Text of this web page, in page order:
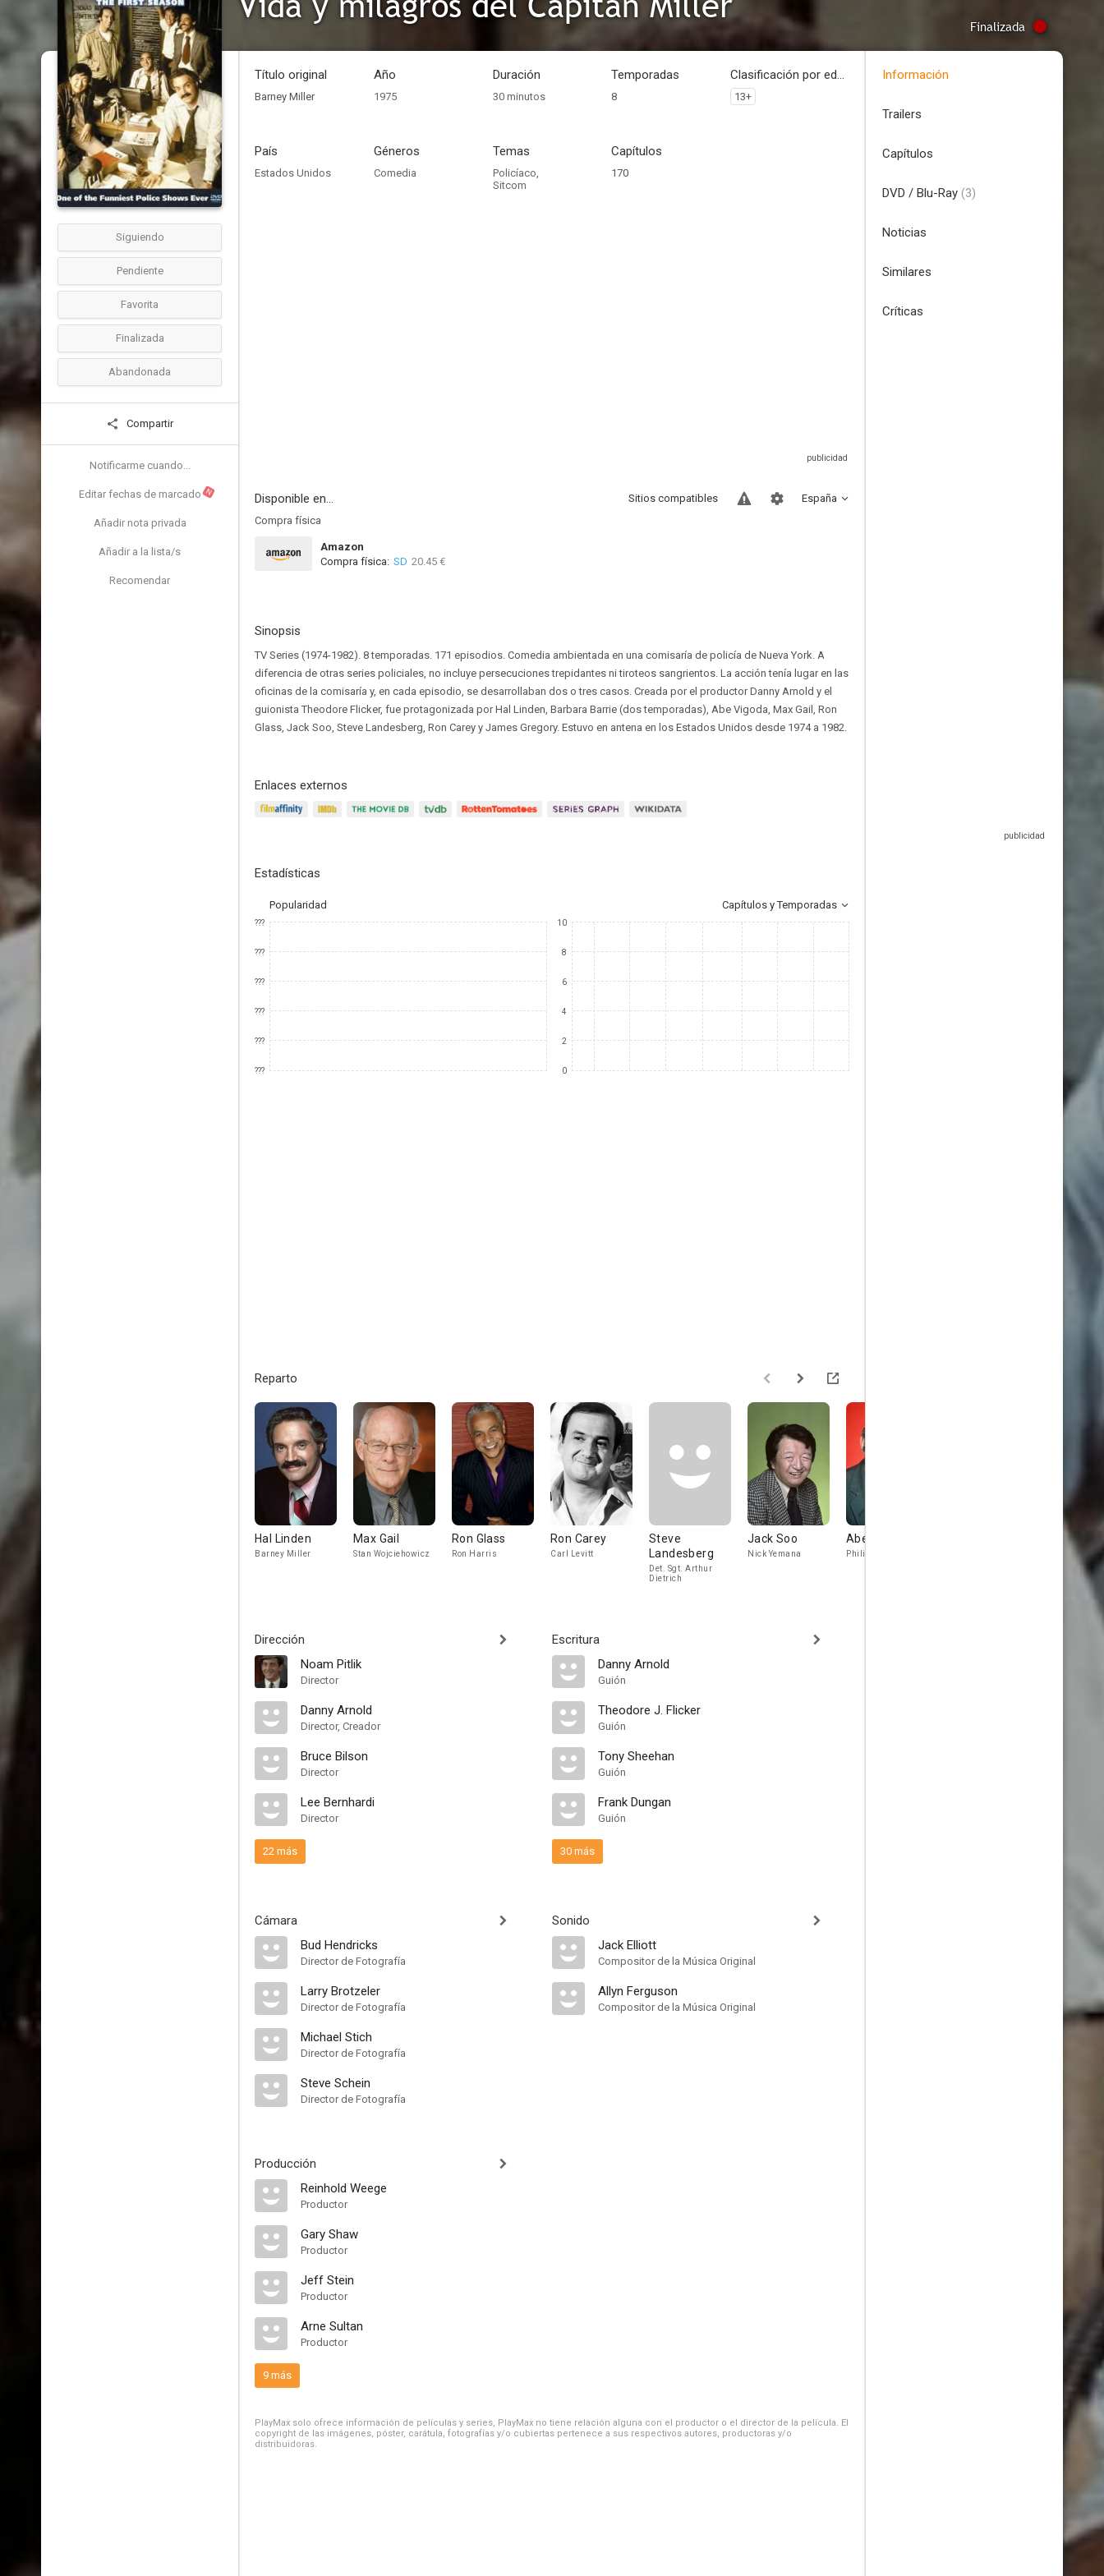
Finalizada
Siguiendo
Pendiente
Favorita
Finalizada
Abandonada
Compartir
Notificarme cuando...
Editar fechas de marcado N
Añadir nota privada
Añadir a la lista/s
Recomendar
Título original
Barney Miller
Año
1975
Duración
30 minutos
Temporadas
8
Clasificación por edades
13+
País
Estados Unidos
Géneros
Comedia
Temas
Policíaco,
Sitcom
Capítulos
170
Disponible en... España
Sitios compatibles
Compra física
Amazon
Compra física: SD 20.45 €
Sinopsis
TV Series (1974-1982). 8 temporadas. 171 episodios. Comedia ambientada en una comisaría de policía de Nueva York. A
diferencia de otras series policiales, no incluye persecuciones trepidantes ni tiroteos sangrientos. La acción tenía lugar en las
oficinas de la comisaría y, en cada episodio, se desarrollaban dos o tres casos. Creada por el productor Danny Arnold y el
guionista Theodore Flicker, fue protagonizada por Hal Linden, Barbara Barrie (dos temporadas), Abe Vigoda, Max Gail, Ron
Glass, Jack Soo, Steve Landesberg, Ron Carey y James Gregory. Estuvo en antena en los Estados Unidos desde 1974 a 1982.
Enlaces externos
Estadísticas
Popularidad Capítulos y Temporadas
???
???
???
???
???
???
10
8
6
4
2
0
Reparto
Hal Linden
Barney Miller
Max Gail
Stan Wojciehowicz
Ron Glass
Ron Harris
Ron Carey
Carl Levitt
Steve
Landesberg
Det. Sgt. Arthur
Dietrich
Jack Soo
Nick Yemana
Abe Vigoda
Philip Fish
Barbara
Elizabeth
Dirección
Noam Pitlik
Director
Danny Arnold
Director, Creador
Bruce Bilson
Director
Lee Bernhardi
Director
22 más
Cámara
Bud Hendricks
Director de Fotografía
Larry Brotzeler
Director de Fotografía
Michael Stich
Director de Fotografía
Steve Schein
Director de Fotografía
Producción
Reinhold Weege
Productor
Gary Shaw
Productor
Jeff Stein
Productor
Arne Sultan
Productor
9 más
Escritura
Danny Arnold
Guión
Theodore J. Flicker
Guión
Tony Sheehan
Guión
Frank Dungan
Guión
30 más
Sonido
Jack Elliott
Compositor de la Música Original
Allyn Ferguson
Compositor de la Música Original
PlayMax solo ofrece información de películas y series, PlayMax no tiene relación alguna con el productor o el director de la película. El
copyright de las imágenes, póster, carátula, fotografías y/o cubiertas pertenece a sus respectivos autores, productoras y/o
distribuidoras.
Información
Trailers
Capítulos
DVD / Blu-Ray (3)
Noticias
Similares
Críticas